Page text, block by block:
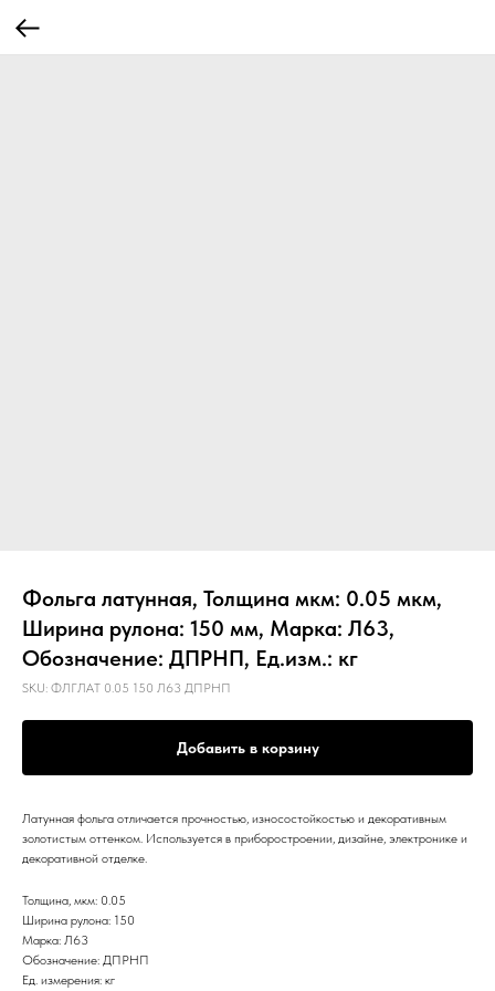
Фольга латунная, Толщина мкм: 0.05 мкм,
Ширина рулона: 150 мм, Марка: Л63,
Обозначение: ДПРНП, Ед.изм.: кг
SKU: ФЛГЛАТ 0.05 150 Л63 ДПРНП
Добавить в корзину
Латунная фольга отличается прочностью, износостойкостью и декоративным
золотистым оттенком. Используется в приборостроении, дизайне, электронике и
декоративной отделке.
Толщина, мкм: 0.05
Ширина рулона: 150
Марка: Л63
Обозначение: ДПРНП
Ед. измерения: кг